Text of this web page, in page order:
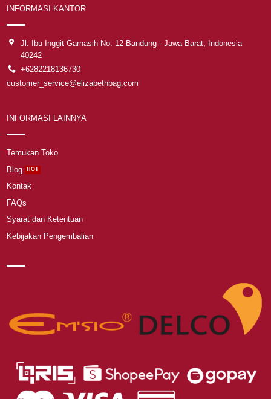
INFORMASI KANTOR
Jl. Ibu Inggit Garnasih No. 12 Bandung - Jawa Barat, Indonesia
40242
+6282218136730
customer_service@elizabethbag.com
INFORMASI LAINNYA
Temukan Toko
Blog
Kontak
FAQs
Syarat dan Ketentuan
Kebijakan Pengembalian